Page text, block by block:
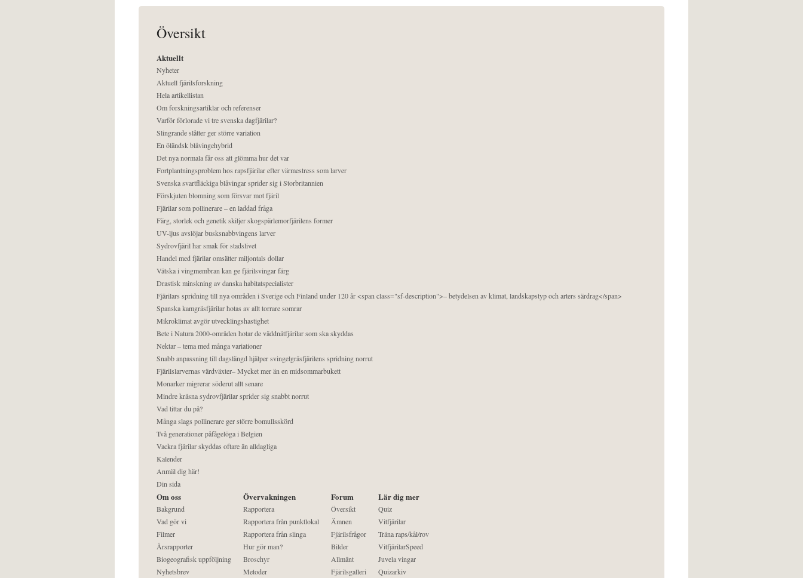
Översikt
Aktuellt
Nyheter
Aktuell fjärilsforskning
Hela artikellistan
Om forskningsartiklar och referenser
Varför förlorade vi tre svenska dagfjärilar?
Slingrande slåtter ger större variation
En öländsk blåvingehybrid
Det nya normala får oss att glömma hur det var
Fortplantningsproblem hos rapsfjärilar efter värmestress som larver
Svenska svartfläckiga blåvingar sprider sig i Storbritannien
Förskjuten blomning som försvar mot fjäril
Fjärilar som pollinerare – en laddad fråga
Färg, storlek och genetik skiljer skogspärlemorfjärilens former
UV-ljus avslöjar busksnabbvingens larver
Sydrovfjäril har smak för stadslivet
Handel med fjärilar omsätter miljontals dollar
Vätska i vingmembran kan ge fjärilsvingar färg
Drastisk minskning av danska habitatspecialister
Fjärilars spridning till nya områden i Sverige och Finland under 120 år <span class="sf-description">– betydelsen av klimat, landskapstyp och arters särdrag</span>
Spanska kamgräsfjärilar hotas av allt torrare somrar
Mikroklimat avgör utvecklingshastighet
Bete i Natura 2000-områden hotar de väddnätfjärilar som ska skyddas
Nektar – tema med många variationer
Snabb anpassning till dagslängd hjälper svingelgräsfjärilens spridning norrut
Fjärilslarvernas värdväxter– Mycket mer än en midsommarbukett
Monarker migrerar söderut allt senare
Mindre kräsna sydrovfjärilar sprider sig snabbt norrut
Vad tittar du på?
Många slags pollinerare ger större bomullsskörd
Två generationer påfågelöga i Belgien
Vackra fjärilar skyddas oftare än alldagliga
Kalender
Anmäl dig här!
Din sida
Om oss
Bakgrund
Vad gör vi
Filmer
Årsrapporter
Biogeografisk uppföljning
Nyhetsbrev
Övervakningen
Rapportera
Rapportera från punktlokal
Rapportera från slinga
Hur gör man?
Broschyr
Metoder
Forum
Översikt
Ämnen
Fjärilsfrågor
Bilder
Allmänt
Fjärilsgalleri
Lär dig mer
Quiz
Vitfjärilar
Träna raps/kål/rov
VitfjärilarSpeed
Juvela vingar
Quizarkiv